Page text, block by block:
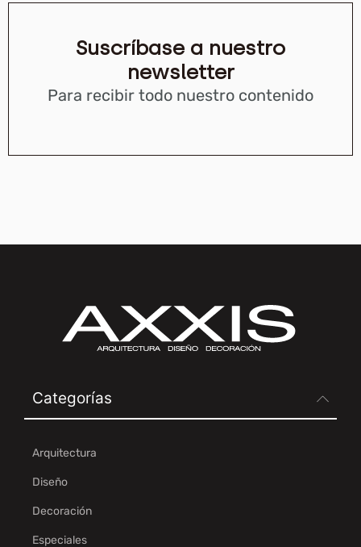
Suscríbase a nuestro
newsletter
Para recibir todo nuestro contenido
Categorías
Arquitectura
Diseño
Decoración
Especiales